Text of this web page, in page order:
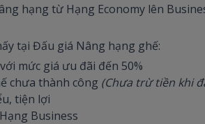
hạng từ Hạng Economy lên
tại Đấu giá Nâng hạng ghế:
mức giá ưu đãi đến 50%
chưa thành công (Chưa trừ tiền khi
tiện lợi
Business